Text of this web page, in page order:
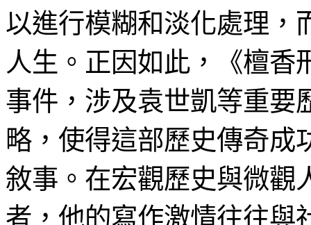
以進行模糊和淡化處理，
人生。正因如此，《檀香
事件，涉及袁世凱等重要
略，使得這部歷史傳奇成
敘事。在宏觀歷史與微觀
者，他的寫作激情往往與